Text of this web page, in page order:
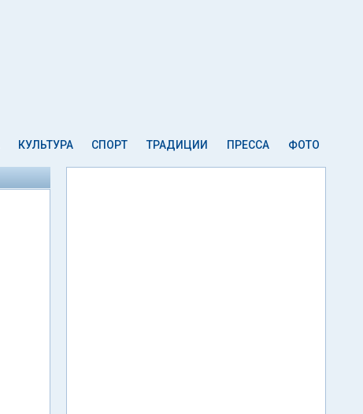
КУЛЬТУРА СПОРТ ТРАДИЦИИ ПРЕССА ФОТО